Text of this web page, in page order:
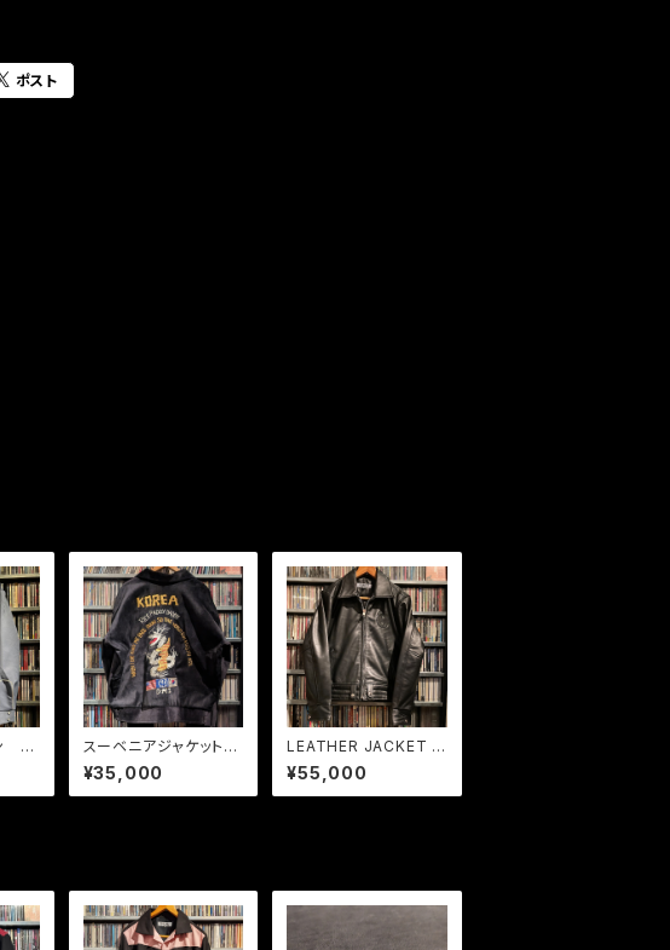
ポスト
メ
スーベニアジャケット
08 別珍ブラック
¥35,000
LEATHER JACKET J
oe Strummer モデル
¥55,000